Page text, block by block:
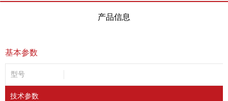
产品信息
基本参数
型号
技术参数